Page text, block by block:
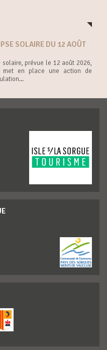
SOLAIRE DU 12 AOÛT
prévue le 12 août 2026,
met en place une action de